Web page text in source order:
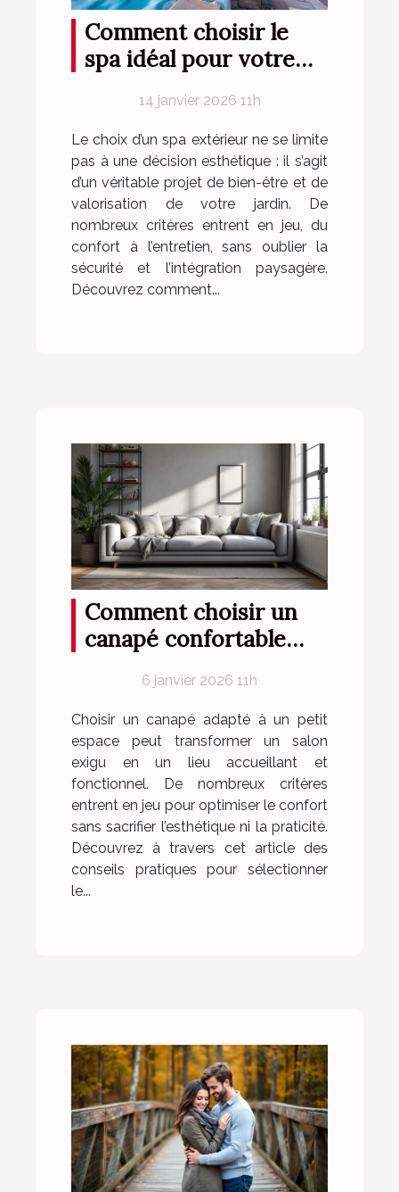
Comment choisir le
spa idéal pour votre
14 janvier 2026 11h
Le choix d’un spa extérieur ne se limite
pas à une décision esthétique : il s’agit
d’un véritable projet de bien-être et de
valorisation de votre jardin. De
nombreux critères entrent en jeu, du
confort à l’entretien, sans oublier la
sécurité et l’intégration paysagère.
Découvrez comment...
Comment choisir un
canapé confortable
6 janvier 2026 11h
Choisir un canapé adapté à un petit
espace peut transformer un salon
exigu en un lieu accueillant et
fonctionnel. De nombreux critères
entrent en jeu pour optimiser le confort
sans sacrifier l’esthétique ni la praticité.
Découvrez à travers cet article des
conseils pratiques pour sélectionner
le...